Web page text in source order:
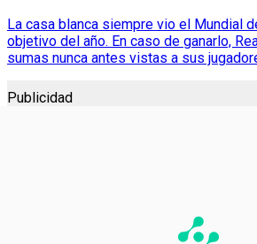
La casa blanca siempre vio el Mundial
objetivo del año. En caso de ganarlo,
sumas nunca antes vistas a sus
Publicidad